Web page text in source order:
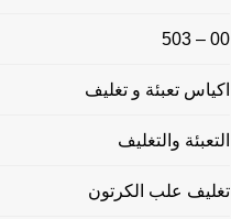
00 – 503
اكياس تعبئة و تغليف
التعبئة والتغليف
تغليف علب الكرتون